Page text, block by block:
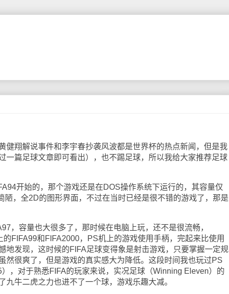
翔解说事件和李宇春抄袭风波都是世界杯的热点新闻，但是我
一篇足球文章即可看出），也不踢足球，所以我给大家推荐足球
开始的，那个游戏还是在DOS操作系统下运行的，其容量仅
陋，全2D的图形界面，不过在当时已经是很不错的游戏了，那是
容量也大很多了，那时候在电脑上玩，还不是很流畅，
FIFA99和FIFA2000，PS机上的游戏使用手柄，完起来比使用
地发现，这时候的FIFA足球变得象是射击游戏，只要掌握一定规
然很爽了，但是游戏的真实感大为降低。这段时间我也玩过PS
，对于熟悉FIFA的玩家来说，实况足球（Winning Eleven）的
九牛二虎之力也进不了一个球，游戏乐趣大减。